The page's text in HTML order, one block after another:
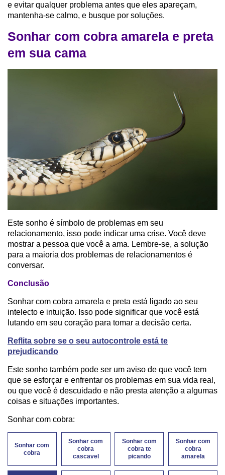
e evitar qualquer problema antes que eles apareçam,
mantenha-se calmo, e busque por soluções.
Sonhar com cobra amarela e preta
em sua cama
Este sonho é símbolo de problemas em seu
relacionamento, isso pode indicar uma crise. Você deve
mostrar a pessoa que você a ama. Lembre-se, a solução
para a maioria dos problemas de relacionamentos é
conversar.
Conclusão
Sonhar com cobra amarela e preta está ligado ao seu
intelecto e intuição. Isso pode significar que você está
lutando em seu coração para tomar a decisão certa.
Reflita sobre se o seu autocontrole está te
prejudicando
Este sonho também pode ser um aviso de que você tem
que se esforçar e enfrentar os problemas em sua vida real,
ou que você é descuidado e não presta atenção a algumas
coisas e situações importantes.
Sonhar com cobra:
Sonhar com
cobra
Sonhar com
cobra
cascavel
Sonhar com
cobra te
picando
Sonhar com
cobra
amarela